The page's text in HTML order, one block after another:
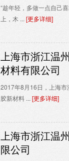
“趁年轻，多做一点自己
上，木 ... [更多详细]
上海市浙江温
材料有限公司
2017年8月16日，上海市
胶新材料 ... [更多详细]
上海市浙江温
限公司